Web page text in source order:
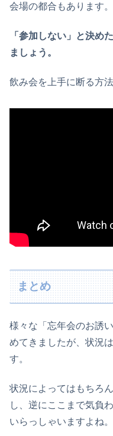
会場の都合もあります。
「参加しない」と決め
ましょう。
飲み会を上手に断る方
まとめ
様々な「忘年会のお誘
めてきましたが、状況
す。
状況によってはもちろ
し、逆にここまで気負
いらっしゃいますよね。